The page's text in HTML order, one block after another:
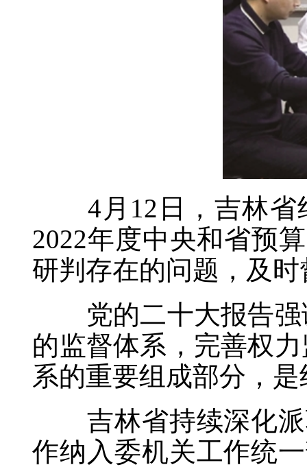
4月12日，吉林省
2022年度中央和省预
研判存在的问题，及
党的二十大报告强
的监督体系，完善权
系的重要组成部分，
吉林省持续深化派
作纳入委机关工作统